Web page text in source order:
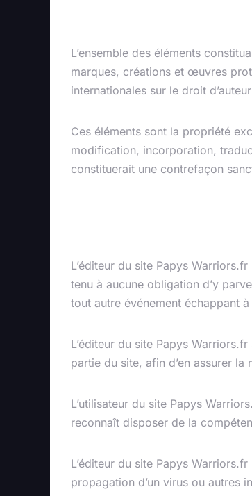
L’ensemble des éléments
marques, créations et œuvres
internationales sur le droit
Ces éléments sont la propriété
modification, incorporation,
constituerait une contrefaçon
L’éditeur du site Papys
tenu à aucune obligation d’y
tout autre événement échappant
L’éditeur du site Papys
partie du site, afin d’en assurer
L’utilisateur du site Papys
reconnaît disposer de la
L’éditeur du site Papys
propagation d’un virus ou autres